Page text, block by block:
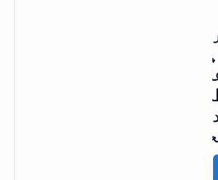
فی ظلال القرآن" کے
صابونی
شہیدؒ
احمد خانؒ
شفیعؒ